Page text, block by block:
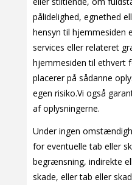
pålidelighed, egnethed
hensyn til hjemmesiden
services eller relateret
hjemmesiden til ethvert
placerer på sådanne
egen risiko.Vi også
af oplysningerne.
Under ingen
for eventuelle tab eller
begrænsning, indirekte
skade, eller tab eller